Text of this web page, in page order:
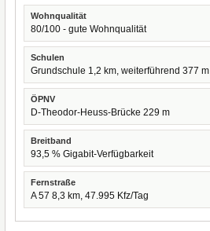
Wohnqualität
80/100 - gute Wohnqualität
Schulen
Grundschule 1,2 km, weiterführend 377 m
ÖPNV
D-Theodor-Heuss-Brücke 229 m
Breitband
93,5 % Gigabit-Verfügbarkeit
Fernstraße
A 57 8,3 km, 47.995 Kfz/Tag